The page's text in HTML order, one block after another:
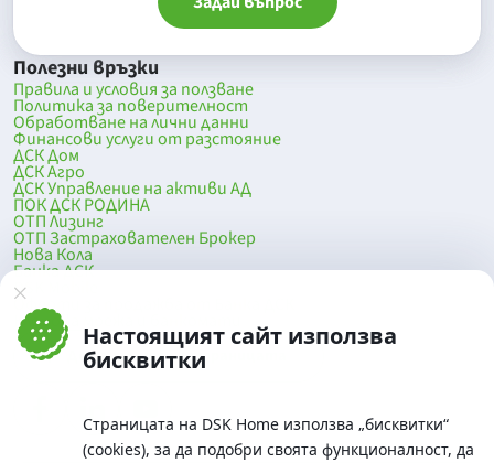
Настоящият сайт използва
бисквитки
Страницата на DSK Home използва „бисквитки“
(cookies), за да подобри своята функционалност, да
Полезни връзки
Правила и условия за ползване
Политика за поверителност
Обработване на лични данни
Финансови услуги от разстояние
ДСК Дом
ДСК Агро
ДСК Управление на активи АД
ПОК ДСК РОДИНА
ОТП Лизинг
ОТП Застрахователен Брокер
Нова Кола
Банка ДСК
DSK Mobile
Оферти за продажба от Банка ДСК
Клонова мрежа и банкомати
До началото на страницата